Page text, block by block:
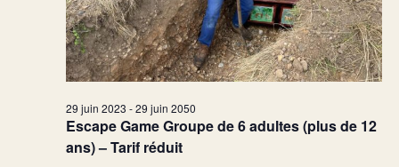
Escape Game Groupe de 6 adultes (plus de 12
ans) – Tarif réduit
29 juin 2023 -29 juin 2050